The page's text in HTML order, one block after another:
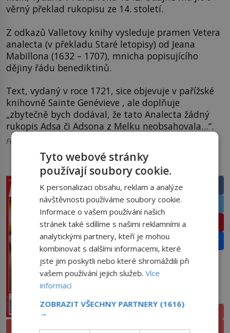
věrný překlad rukopisu ze 14. století.
Z odkazů Valletovy knihy vysleduje pramen Vetera
analecta (v překladu Staré letopisy) od Jeana
Mabillona (1632 – 1707), mnicha popisujícího
dějiny řádu benediktinů.
Text, vydaný v roce 1721, sice objevuje v pařížské
knihovně Sainte Genévieve , ale doplňuje
„zbytečně bych dodával, že tato Analecta žádný
rukopis Adsa či Adsona z Melku neobsahovala…“.
Foto: wikipedia.org
PRÁVĚ V PRODEJI SDÍLEJTE ČLÁNEK
Facebook
Twitter
Pinterest
Email
Tyto webové stránky
používají soubory cookie.
K personalizaci obsahu, reklam a analýze
návštěvnosti používáme soubory cookie.
Informace o vašem používání našich
stránek také sdílíme s našimi reklamními a
analytickými partnery, kteří je mohou
kombinovat s dalšími informacemi, které
jste jim poskytli nebo které shromáždili při
vašem používání jejich služeb.Více
informací
ZOBRAZIT VŠECHNY PARTNERY (1616)
→